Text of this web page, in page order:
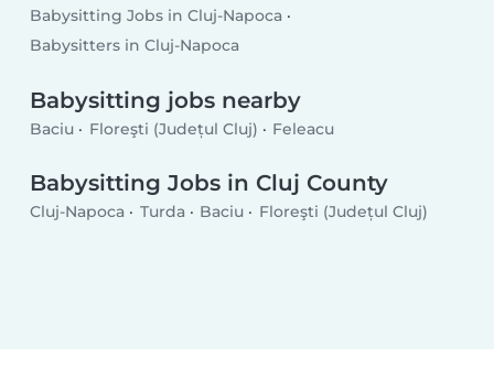
Babysitting Jobs in Cluj-Napoca
Babysitters in Cluj-Napoca
Babysitting jobs nearby
Baciu Floreşti (Județul Cluj) Feleacu
Babysitting Jobs in Cluj County
Cluj-Napoca Turda Baciu Floreşti (Județul Cluj)